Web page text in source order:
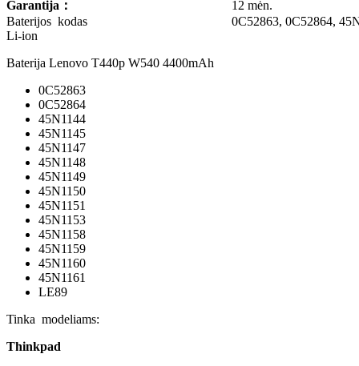
Garantija ：
12 mėn.
Baterijos kodas
0C52863, 0C52864,
Li-ion
Baterija Lenovo T440p W540 4400mAh
0C52863
0C52864
45N1144
45N1145
45N1147
45N1148
45N1149
45N1150
45N1151
45N1153
45N1158
45N1159
45N1160
45N1161
LE89
Tinka modeliams:
Thinkpad